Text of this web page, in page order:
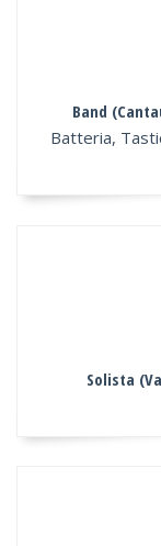
Band
Batteria,
Solista